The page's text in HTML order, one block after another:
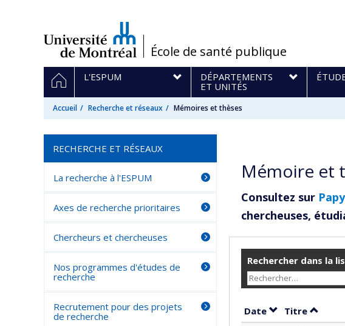
/École de santé publique
Navigation
principale
ACCUEIL
L'ESPUM
DÉPARTEMENTS
ET UNITÉS
Accueil Recherche et réseaux Mémoires et thèses
Mémoire et
Consultez sur
chercheuses,
Rechercher dans la
Date Trier par date
Titre Trier
RECHERCHE ET RÉSEAUX
La recherche à l'ESPUM
Axes de recherche prioritaires
Chercheurs et chercheuses
Nos programmes d'études de
recherche
Recrutement pour des projets
de recherche